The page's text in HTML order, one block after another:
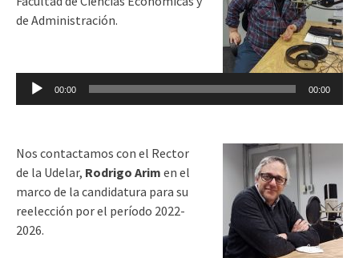
de Administración.
de
audio
00:00 00:00
Nos contactamos con el Rector
de la Udelar, Rodrigo Arim en el
marco de la candidatura para su
reelección por el período 2022-
2026.